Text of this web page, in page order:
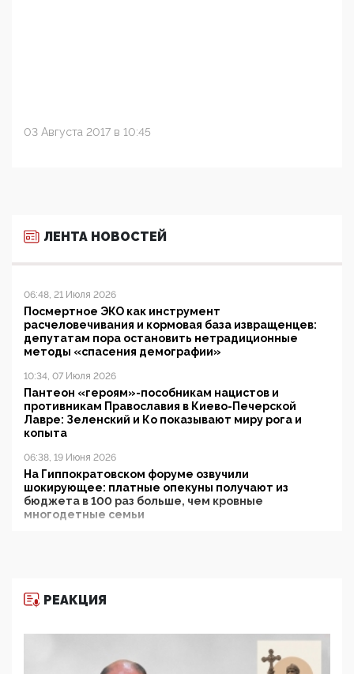
03 Августа 2017 в 10:45
ЛЕНТА НОВОСТЕЙ
06:48, 21 Июля 2026
Посмертное ЭКО как инструмент
расчеловечивания и кормовая база извращенцев:
депутатам пора остановить нетрадиционные
методы «спасения демографии»
10:34, 07 Июля 2026
Пантеон «героям»-пособникам нацистов и
противникам Православия в Киево-Печерской
Лавре: Зеленский и Ко показывают миру рога и
копыта
06:38, 19 Июня 2026
На Гиппократовском форуме озвучили
шокирующее: платные опекуны получают из
бюджета в 100 раз больше, чем кровные
многодетные семьи
11:53, 09 Июня 2026
деятельность ИИТО ЮНЕСКО в России, но
цифроглобалисты продолжают определять
повестку в образовании
РЕАКЦИЯ